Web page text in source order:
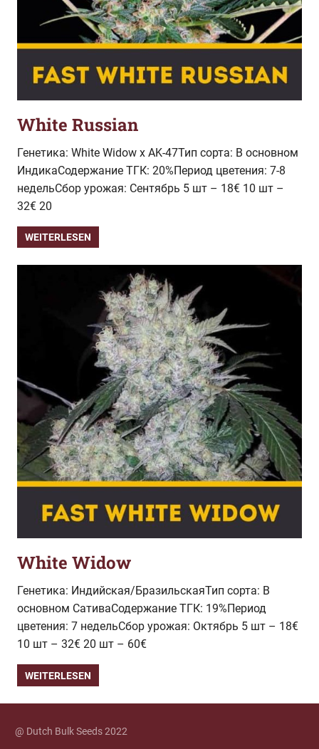
White Russian
Генетика: White Widow x AK-47Тип сорта: В основном
ИндикаСодержание ТГК: 20%Период цветения: 7-8
недельСбор урожая: Сентябрь 5 шт – 18€ 10 шт –
32€ 20
WEITERLESEN
White Widow
Генетика: Индийская/БразильскаяТип сорта: В
основном СативаСодержание ТГК: 19%Период
цветения: 7 недельСбор урожая: Октябрь 5 шт – 18€
10 шт – 32€ 20 шт – 60€
WEITERLESEN
@ Dutch Bulk Seeds 2022